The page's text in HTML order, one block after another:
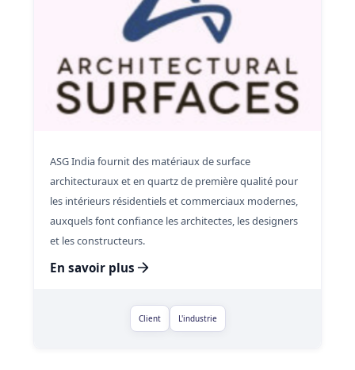
ASG India fournit des matériaux de surface
architecturaux et en quartz de première qualité pour
les intérieurs résidentiels et commerciaux modernes,
auxquels font confiance les architectes, les designers
et les constructeurs.
En savoir plus
Client L'industrie